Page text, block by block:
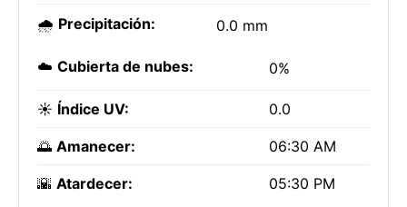
🌧️ Precipitación: 0.0 mm
☁️ Cubierta de nubes: 0%
☀️ Índice UV: 0.0
🌅 Amanecer: 06:30 AM
🌇 Atardecer: 05:30 PM